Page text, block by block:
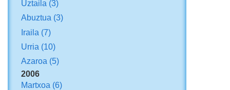
Uztaila (3)
Abuztua (3)
Iraila (7)
Urria (10)
Azaroa (5)
2006
Martxoa (6)